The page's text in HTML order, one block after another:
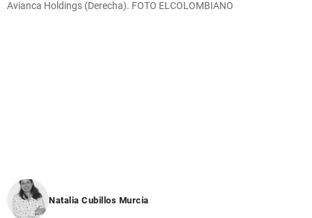
Avianca Holdings (Derecha). FOTO ELCOLOMBIANO
Natalia Cubillos Murcia